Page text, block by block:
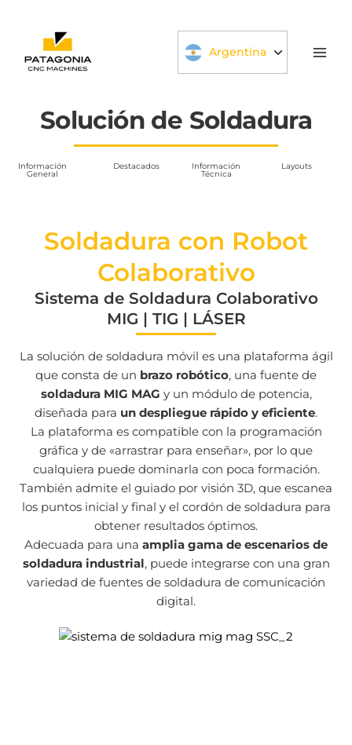
contenido
Argentina
Solución de Soldadura
Información
General
Destacados Información
Técnica
Layouts
Soldadura con Robot
Colaborativo
Sistema de Soldadura Colaborativo
MIG | TIG | LÁSER
La solución de soldadura móvil es una plataforma ágil
que consta de un brazo robótico, una fuente de
soldadura MIG MAG y un módulo de potencia,
diseñada para un despliegue rápido y eficiente.
La plataforma es compatible con la programación
gráfica y de «arrastrar para enseñar», por lo que
cualquiera puede dominarla con poca formación.
También admite el guiado por visión 3D, que escanea
los puntos inicial y final y el cordón de soldadura para
obtener resultados óptimos.
Adecuada para una amplia gama de escenarios de
soldadura industrial, puede integrarse con una gran
variedad de fuentes de soldadura de comunicación
digital.